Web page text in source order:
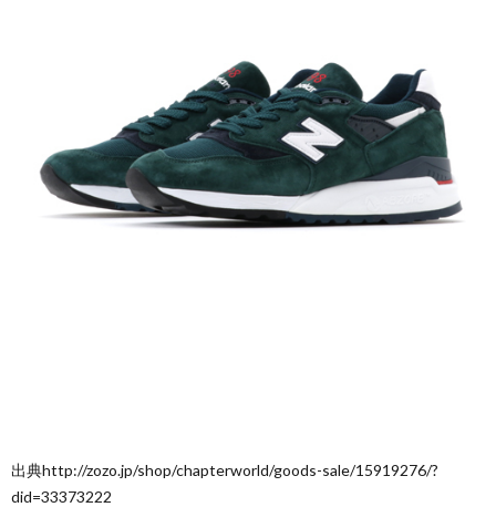
出典http://zozo.jp/shop/chapterworld/goods-sale/15919276/?
did=33373222